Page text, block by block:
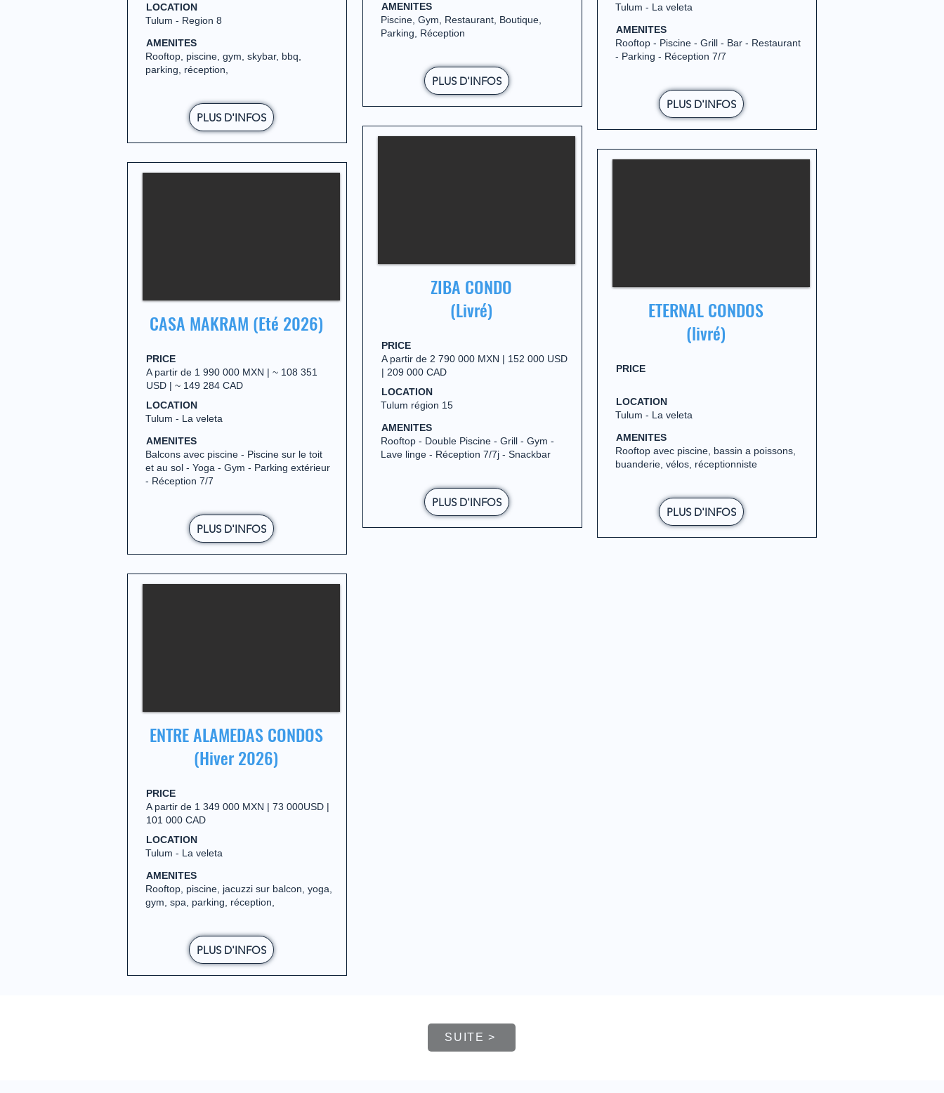
LOCATION
Tulum - Region 8
AMENITES
Rooftop, piscine, gym, skybar, bbq,
parking, réception,
PLUS D'INFOS
CASA MAKRAM (Eté 2026)
PRICE
A partir de 1 990 000 MXN | ~ 108 351
USD | ~ 149 284 CAD
LOCATION
Tulum - La veleta
AMENITES
Balcons avec piscine - Piscine sur le toit
et au sol - Yoga - Gym - Parking extérieur
- Réception 7/7
PLUS D'INFOS
ENTRE ALAMEDAS CONDOS
(Hiver 2026)
PRICE
A partir de 1 349 000 MXN | 73 000USD |
101 000 CAD
LOCATION
Tulum - La veleta
AMENITES
Rooftop, piscine, jacuzzi sur balcon, yoga,
gym, spa, parking, réception,
PLUS D'INFOS
AMENITES
Piscine, Gym, Restaurant, Boutique,
Parking, Réception
PLUS D'INFOS
ZIBA CONDO
(Livré)
PRICE
A partir de 2 790 000 MXN | 152 000 USD
| 209 000 CAD
LOCATION
Tulum région 15
AMENITES
Rooftop - Double Piscine - Grill - Gym -
Lave linge - Réception 7/7j - Snackbar
PLUS D'INFOS
Tulum - La veleta
AMENITES
Rooftop - Piscine - Grill - Bar - Restaurant
- Parking - Réception 7/7
PLUS D'INFOS
ETERNAL CONDOS
(livré)
PRICE
LOCATION
Tulum - La veleta
AMENITES
Rooftop avec piscine, bassin a poissons,
buanderie, vélos, réceptionniste
PLUS D'INFOS
SUITE >